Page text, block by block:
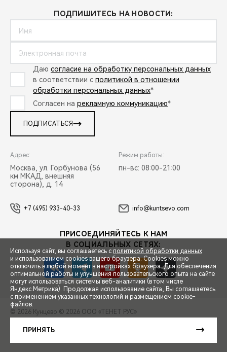
СПЕЦПРЕДЛОЖЕНИЯ
ЗАПИСЬ НА ТЕСТ-ДРАЙВ
ПОДПИШИТЕСЬ НА НОВОСТИ:
Даю согласие на обработку персональных данных
в соответствии с политикой в отношении
обработки персональных данных*
Согласен на рекламную коммуникацию*
ПОДПИСАТЬСЯ
Адрес:
Москва, ул. Горбунова (56
км МКАД, внешняя
сторона), д. 14
Режим работы:
пн-вс: 08:00-21:00
+7 (495) 933-40-33 info@kuntsevo.com
ПРИСОЕДИНЯЙТЕСЬ К НАМ
В СОЦИАЛЬНЫХ СЕТЯХ:
© 2026 Кунцево © 2026 ООО «ТЕНЕТ РУС»
Сделано в ПЕРКС
Используя сайт, вы соглашаетесь с политикой обработки данных
и использованием cookies вашего браузера. Cookies можно
отключить в любой момент в настройках браузера. Для обеспечения
оптимальной работы и улучшения пользовательского опыта на сайте
могут использоваться системы веб-аналитики (в том числе
Яндекс.Метрика). Продолжая использование сайта, Вы соглашаетесь
с применением указанных технологий и размещением cookie-
файлов.
ПРИНЯТЬ